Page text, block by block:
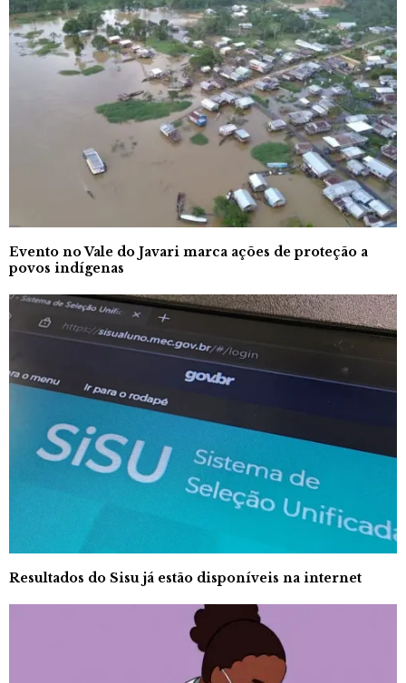
Evento no Vale do Javari marca ações de proteção a
povos indígenas
Resultados do Sisu já estão disponíveis na internet